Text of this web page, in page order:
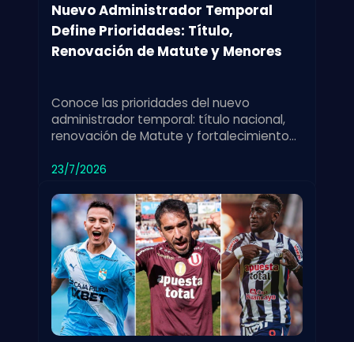
Nuevo Administrador Temporal
Define Prioridades: Título,
Renovación de Matute y Menores
Conoce las prioridades del nuevo
administrador temporal: título nacional,
renovación de Matute y fortalecimiento
23/7/2026